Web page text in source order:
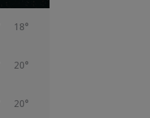
18°
20°
20°